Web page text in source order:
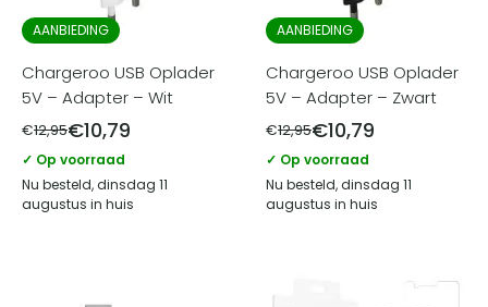
AANBIEDING
Chargeroo USB Oplader
5V – Adapter – Wit
€12,95€10,79
✓ Op voorraad
Nu besteld, dinsdag 11
augustus in huis
AANBIEDING
Chargeroo USB Oplader
5V – Adapter – Zwart
€12,95€10,79
✓ Op voorraad
Nu besteld, dinsdag 11
augustus in huis